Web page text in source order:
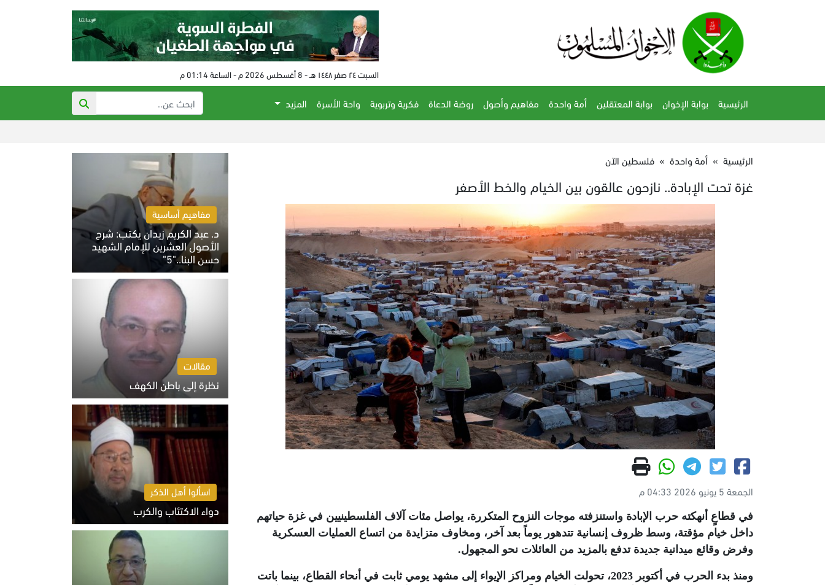
السبت ٢٤ صفر ١٤٤٨ هـ - 8 أغسطس 2026 م - الساعة 01:14 م
الرئيسية بوابة الإخوان بوابة المعتقلين أمة واحدة مفاهيم وأصول روضة الدعاة فكرية وتربوية واحة الأسرة
المزيد
الرئيسية » أمة واحدة » فلسطين الآن
غزة تحت الإبادة.. نازحون عالقون بين الخيام والخط الأصفر
الجمعة 5 يونيو 2026 04:33 م
في قطاعٍ أنهكته حرب الإبادة واستنزفته موجات النزوح المتكررة، يواصل مئات آلاف الفلسطينيين في غزة حياتهم
داخل خيام مؤقتة، وسط ظروف إنسانية تتدهور يوماً بعد آخر، ومخاوف متزايدة من اتساع العمليات العسكرية
وفرض وقائع ميدانية جديدة تدفع بالمزيد من العائلات نحو المجهول.
ومنذ بدء الحرب في أكتوبر 2023، تحولت الخيام ومراكز الإيواء إلى مشهد يومي ثابت في أنحاء القطاع، بينما باتت
مفاهيم أساسية
د. عبد الكريم زيدان يكتب: شرح
الأصول العشرين للإمام الشهيد
حسن البنا.."5"
السبت 8 أغسطس 2026 10:46 ص
مقالات
نظرة إلى باطن الكهف
السبت 8 أغسطس 2026 11:04 ص
اسألوا أهل الذكر
دواء الاكتئاب والكرب
السبت 8 أغسطس 2026 10:54 ص